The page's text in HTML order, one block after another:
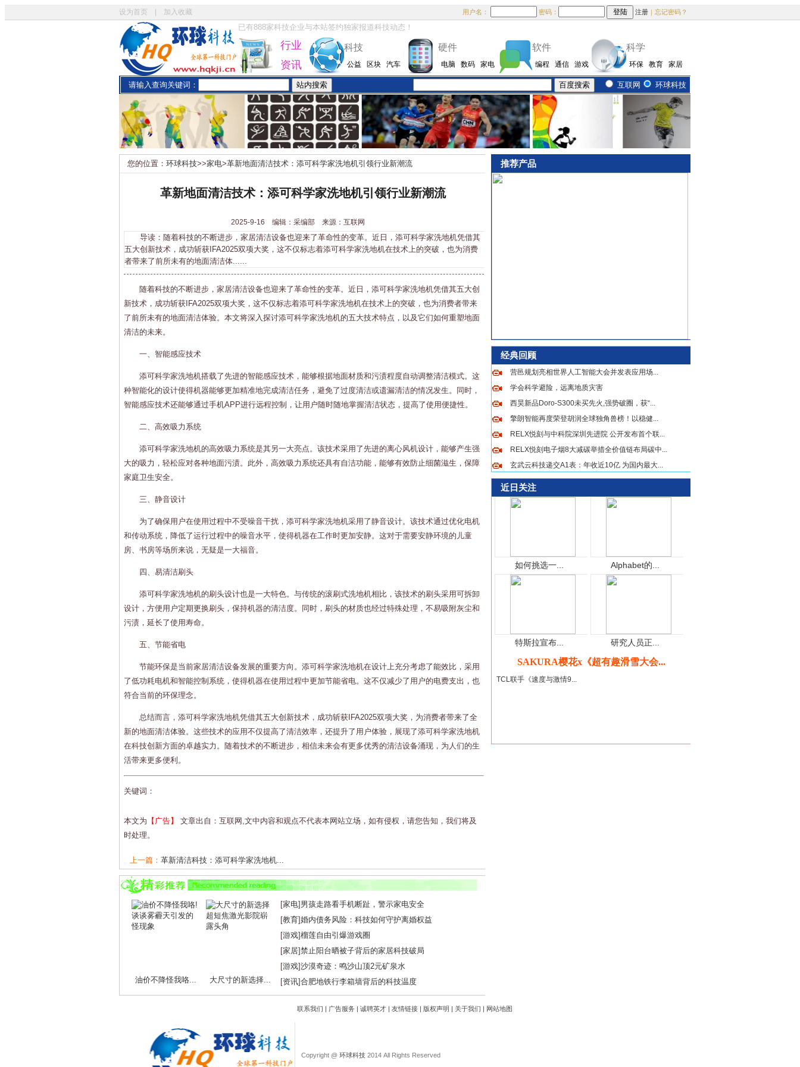
设为首页 加入收藏 用户名： 密码： 注册 ｜忘记密码？
已有888家科技企业与本站签约独家报道科技动态！
行业
资讯
科技
公益 区块 汽车
硬件
电脑 数码 家电
软件
编程 通信 游戏
科学
环保 教育 家居
请输入查询关键词： 互联网 环球科技
您的位置： 环球科技>>家电>革新地面清洁技术：添可科学家洗地机引领行业新潮流
革新地面清洁技术：添可科学家洗地机引领行业新潮流
2025-9-16 编辑：采编部 来源：互联网
导读：随着科技的不断进步，家居清洁设备也迎来了革命性的变革。近日，添可科学家洗地机凭借其
五大创新技术，成功斩获IFA2025双项大奖，这不仅标志着添可科学家洗地机在技术上的突破，也为消费
者带来了前所未有的地面清洁体......
随着科技的不断进步，家居清洁设备也迎来了革命性的变革。近日，添可科学家洗地机凭借其五大创
新技术，成功斩获IFA2025双项大奖，这不仅标志着添可科学家洗地机在技术上的突破，也为消费者带来
了前所未有的地面清洁体验。本文将深入探讨添可科学家洗地机的五大技术特点，以及它们如何重塑地面
清洁的未来。
一、智能感应技术
添可科学家洗地机搭载了先进的智能感应技术，能够根据地面材质和污渍程度自动调整清洁模式。这
种智能化的设计使得机器能够更加精准地完成清洁任务，避免了过度清洁或遗漏清洁的情况发生。同时，
智能感应技术还能够通过手机APP进行远程控制，让用户随时随地掌握清洁状态，提高了使用便捷性。
二、高效吸力系统
添可科学家洗地机的高效吸力系统是其另一大亮点。该技术采用了先进的离心风机设计，能够产生强
大的吸力，轻松应对各种地面污渍。此外，高效吸力系统还具有自洁功能，能够有效防止细菌滋生，保障
家庭卫生安全。
三、静音设计
为了确保用户在使用过程中不受噪音干扰，添可科学家洗地机采用了静音设计。该技术通过优化电机
和传动系统，降低了运行过程中的噪音水平，使得机器在工作时更加安静。这对于需要安静环境的儿童
房、书房等场所来说，无疑是一大福音。
四、易清洁刷头
添可科学家洗地机的刷头设计也是一大特色。与传统的滚刷式洗地机相比，该技术的刷头采用可拆卸
设计，方便用户定期更换刷头，保持机器的清洁度。同时，刷头的材质也经过特殊处理，不易吸附灰尘和
污渍，延长了使用寿命。
五、节能省电
节能环保是当前家居清洁设备发展的重要方向。添可科学家洗地机在设计上充分考虑了能效比，采用
了低功耗电机和智能控制系统，使得机器在使用过程中更加节能省电。这不仅减少了用户的电费支出，也
符合当前的环保理念。
总结而言，添可科学家洗地机凭借其五大创新技术，成功斩获IFA2025双项大奖，为消费者带来了全
新的地面清洁体验。这些技术的应用不仅提高了清洁效率，还提升了用户体验，展现了添可科学家洗地机
在科技创新方面的卓越实力。随着技术的不断进步，相信未来会有更多优秀的清洁设备涌现，为人们的生
活带来更多便利。
关键词：
本文为 【广告】
文章出自：互联网,文中内容和观点不代表本网站立场，如有侵权，请您告知，我们将及
时处理。
上一篇： 革新清洁科技：添可科学家洗地机...
下一篇：揭秘洗地机技术革新：添可科学家...
油价不降怪我咯... 大尺寸的新选择...
[家电] 男孩走路看手机断趾，警示家电安全
[教育]婚内债务风险：科技如何守护离婚权益
[游戏]榴莲自由引爆游戏圈
[家居]禁止阳台晒被子背后的家居科技破局
[游戏]沙漠奇迹：鸣沙山顶2元矿泉水
[资讯]合肥地铁行李箱墙背后的科技温度
推荐产品
经典回顾
营邑规划亮相世界人工智能大会并发表应用场...
学会科学避险，远离地质灾害
西昊新品Doro-S300未买先火,强势破圈，获“...
擎朗智能再度荣登胡润全球独角兽榜！以稳健...
RELX悦刻与中科院深圳先进院 公开发布首个联...
RELX悦刻电子烟8大减碳举措全价值链布局碳中...
玄武云科技递交A1表：年收近10亿 为国内最大...
近日关注
如何挑选一... Alphabet的...
特斯拉宣布... 研究人员正...
SAKURA樱花x《超有趣滑雪大会...
TCL联手《速度与激情9...
联系我们 | 广告服务 | 诚聘英才 | 友情链接 | 版权声明 | 关于我们 | 网站地图
Copyright @ 环球科技 2014 All Rights Reserved